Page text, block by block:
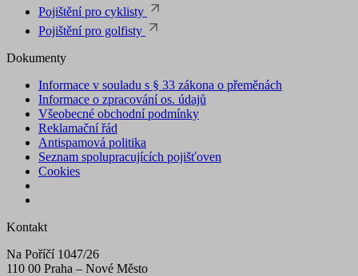
Pojištění pro cyklisty
Pojištění pro golfisty
Dokumenty
Informace v souladu s § 33 zákona o přeměnách
Informace o zpracování os. údajů
Všeobecné obchodní podmínky
Reklamační řád
Antispamová politika
Seznam spolupracujících pojišťoven
Cookies
Kontakt
Na Poříčí 1047/26
110 00 Praha – Nové Město